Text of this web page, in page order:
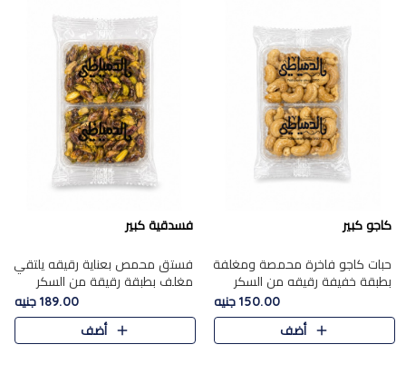
كاجو كبير
حبات كاجو فاخرة محمصة ومغلفة
بطبقة خفيفة رقيقه من السكر
المكرمل، تجمع بين توازن النعومة
زبدية غنية فاخرة والقرمشة
المرضية في حلوى شرقية بطاب..
150.00 جنيه
أضف
فسدقية كبير
فستق محمص بعناية رقيقه يلتقي
مغلف بطبقة رقيقة من السكر
المكرمل، ليقدم مذاقًا فاخرًا حلوي
شرقية فاخرة ونكهة غنية ناتي تميز
كل قطعة و قوام هش
189.00 جنيه
أضف